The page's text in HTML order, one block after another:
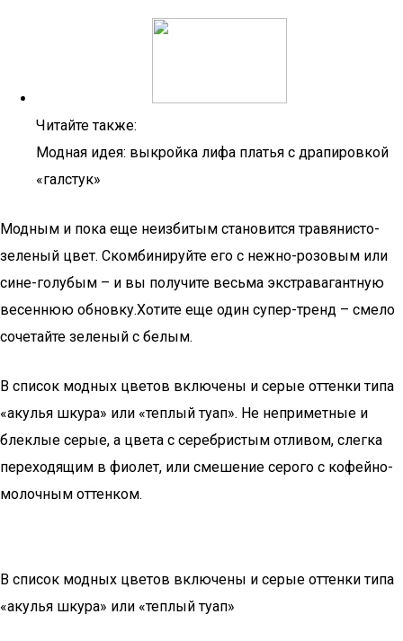
Читайте также:
Модная идея: выкройка лифа платья с драпировкой
«галстук»
Модным и пока еще неизбитым становится травянисто-
зеленый цвет. Скомбинируйте его с нежно-розовым или
сине-голубым – и вы получите весьма экстравагантную
весеннюю обновку.Хотите еще один супер-тренд – смело
сочетайте зеленый с белым.
В список модных цветов включены и серые оттенки типа
«акулья шкура» или «теплый туап». Не неприметные и
блеклые серые, а цвета с серебристым отливом, слегка
переходящим в фиолет, или смешение серого с кофейно-
молочным оттенком.
В список модных цветов включены и серые оттенки типа
«акулья шкура» или «теплый туап»